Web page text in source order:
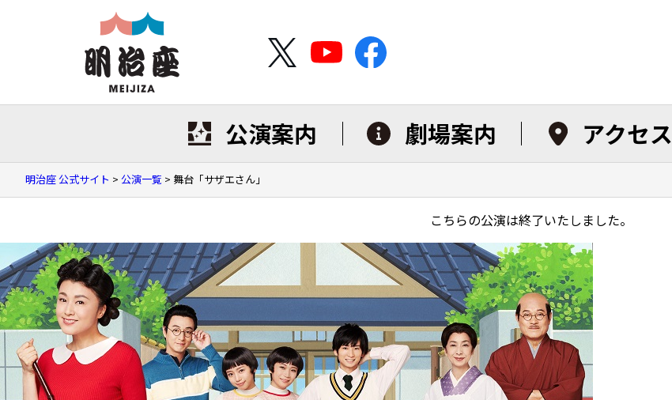
公演案内 劇場案内 アクセス
明治座 公式サイト > 公演一覧 > 舞台「サザエさん」
こちらの公演は終了いたしました。